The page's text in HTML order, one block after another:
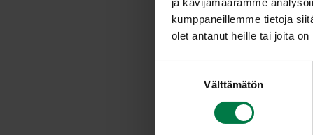
ja kävijämäärämme
kumppaneillemme tietoja
olet antanut heille tai joita
Välttämätön